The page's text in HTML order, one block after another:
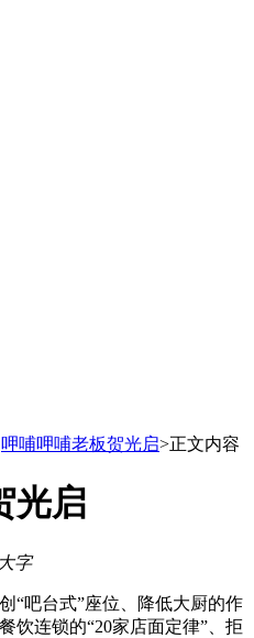
呷哺呷哺老板贺光启>正文内容
光启
大字
“吧台式”座位、降低大厨的作
饮连锁的“20家店面定律”、拒